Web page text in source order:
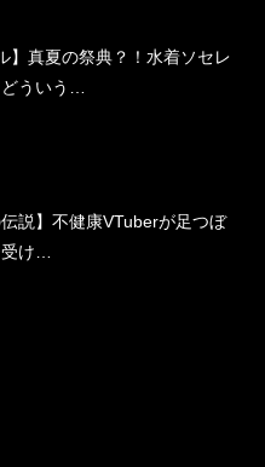
】真夏の祭典？！水着ソセレ
ういう…
伝説】不健康VTuberが足つぼ
け…